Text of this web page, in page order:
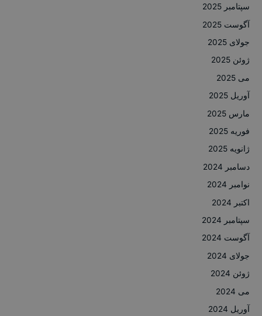
سپتامبر 2025
آگوست 2025
جولای 2025
ژوئن 2025
می 2025
آوریل 2025
مارس 2025
فوریه 2025
ژانویه 2025
دسامبر 2024
نوامبر 2024
اکتبر 2024
سپتامبر 2024
آگوست 2024
جولای 2024
ژوئن 2024
می 2024
آوریل 2024